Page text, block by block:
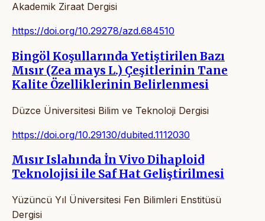
Akademik Ziraat Dergisi
https://doi.org/10.29278/azd.684510
Bingöl Koşullarında Yetiştirilen Bazı
Mısır (Zea mays L.) Çeşitlerinin Tane
Kalite Özelliklerinin Belirlenmesi
Düzce Üniversitesi Bilim ve Teknoloji Dergisi
https://doi.org/10.29130/dubited.1112030
Mısır Islahında İn Vivo Dihaploid
Teknolojisi ile Saf Hat Geliştirilmesi
Yüzüncü Yıl Üniversitesi Fen Bilimleri Enstitüsü
Dergisi